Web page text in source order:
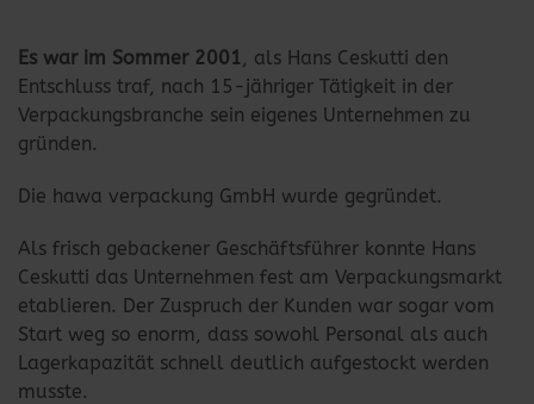
Es war im Sommer 2001, als Hans Ceskutti den
Entschluss traf, nach 15-jähriger Tätigkeit in der
Verpackungsbranche sein eigenes Unternehmen zu
gründen.
Die hawa verpackung GmbH wurde gegründet.
Als frisch gebackener Geschäftsführer konnte Hans
Ceskutti das Unternehmen fest am Verpackungsmarkt
etablieren. Der Zuspruch der Kunden war sogar vom
Start weg so enorm, dass sowohl Personal als auch
Lagerkapazität schnell deutlich aufgestockt werden
musste.